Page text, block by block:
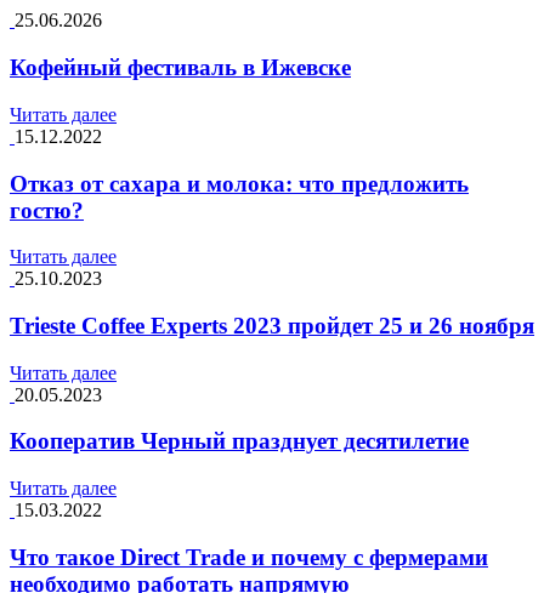
25.06.2026
Кофейный фестиваль в Ижевске
Читать далее
15.12.2022
Отказ от сахара и молока: что предложить
гостю?
Читать далее
25.10.2023
Trieste Coffee Experts 2023 пройдет 25 и 26 ноября
Читать далее
20.05.2023
Кооператив Черный празднует десятилетие
Читать далее
15.03.2022
Что такое Direct Trade и почему с фермерами
необходимо работать напрямую